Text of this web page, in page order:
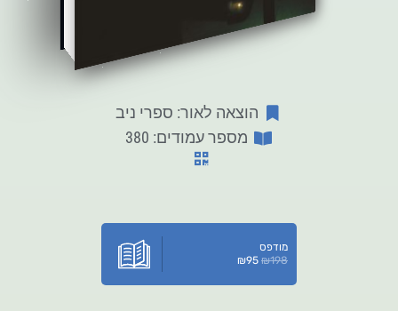
הוצאה לאור: ספרי ניב
מספר עמודים: 380
מודפס
₪198
₪95